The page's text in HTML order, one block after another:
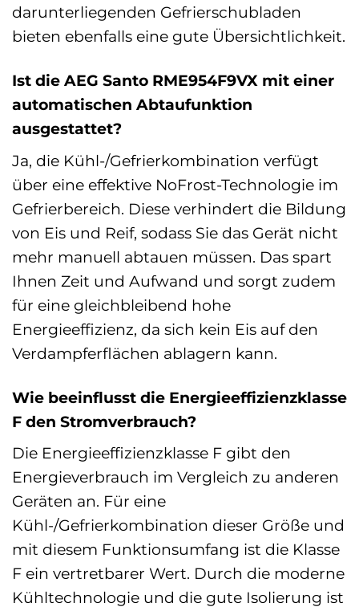
darunterliegenden Gefrierschubladen
bieten ebenfalls eine gute Übersichtlichkeit.
Ist die AEG Santo RME954F9VX mit einer
automatischen Abtaufunktion
ausgestattet?
Ja, die Kühl-/Gefrierkombination verfügt
über eine effektive NoFrost-Technologie im
Gefrierbereich. Diese verhindert die Bildung
von Eis und Reif, sodass Sie das Gerät nicht
mehr manuell abtauen müssen. Das spart
Ihnen Zeit und Aufwand und sorgt zudem
für eine gleichbleibend hohe
Energieeffizienz, da sich kein Eis auf den
Verdampferflächen ablagern kann.
Wie beeinflusst die Energieeffizienzklasse
F den Stromverbrauch?
Die Energieeffizienzklasse F gibt den
Energieverbrauch im Vergleich zu anderen
Geräten an. Für eine
Kühl-/Gefrierkombination dieser Größe und
mit diesem Funktionsumfang ist die Klasse
F ein vertretbarer Wert. Durch die moderne
Kühltechnologie und die gute Isolierung ist